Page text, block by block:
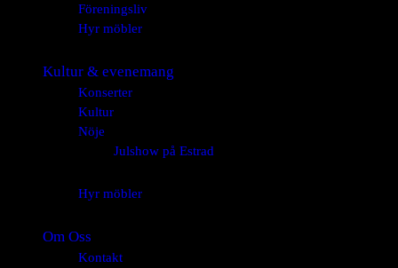
Föreningsliv
Hyr möbler
Kultur & evenemang
Konserter
Kultur
Nöje
Julshow på Estrad
Hyr möbler
Om Oss
Kontakt